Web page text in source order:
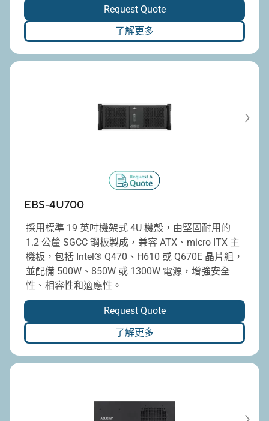
provides up to seven full-height PCI/PCIe
expansion slots. Additionally, it is compatible with
standard ATX power supplies, with power ratings
ranging from 300W to 1300W.
Request Quote
了解更多
EBS-4U700
採用標準 19 英吋機架式 4U 機殼，由堅固耐用的
1.2 公釐 SGCC 鋼板製成，兼容 ATX、micro ITX 主
機板，包括 Intel® Q470、H610 或 Q670E 晶片組，
並配備 500W、850W 或 1300W 電源，增強安全
性、相容性和適應性。
Request Quote
了解更多